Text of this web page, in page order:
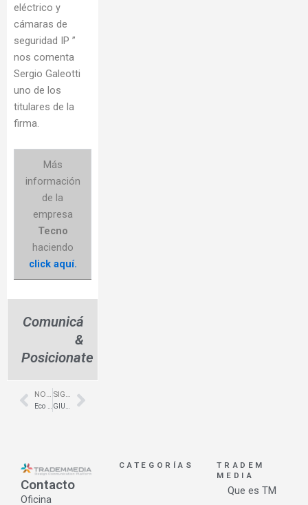
eléctrico y
cámaras de
seguridad IP ”
nos comenta
Sergio Galeotti
uno de los
titulares de la
firma.
Más
información
de la
empresa
Tecno
haciendo
click aquí.
Comunicá
&
Posicionate
Prev
NOTA ANTERIOR SIGUIENTE NOTA Next
Contacto
Oficina
CATEGORÍAS
TRADEM
MEDIA
Que es TM